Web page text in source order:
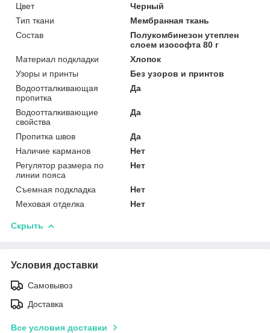
Цвет
Черный
Тип ткани
Мембранная ткань
Состав
Полукомбинезон утеплен
слоем изософта 80 г
Материал подкладки
Хлопок
Узоры и принты
Без узоров и принтов
Водоотталкивающая
пропитка
Да
Водоотталкивающие
свойства
Да
Пропитка швов
Да
Наличие карманов
Нет
Регулятор размера по
линии пояса
Нет
Съемная подкладка
Нет
Меховая отделка
Нет
Скрыть
Условия доставки
Самовывоз
Доставка
Все условия доставки